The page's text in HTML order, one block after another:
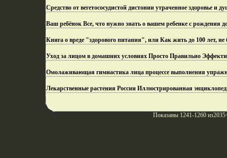
Средство от вегетососудистой дистонии утраченное здоровье и
Ваш ребёнок Все, что нужно знать о вашем ребенке с рождения
Книга о вреде "здорового питания", или Как жить до 100 лет,
Уход за лицом в домашних условиях Просто Правильно
Омолаживающая гимнастика лица процессе выполнения
Лекарственные растения России Иллюстрированная
Показаны 1241-1260